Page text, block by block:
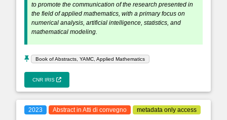
to promote the communication of the research presented in
the field of applied mathematics, with a primary focus on
numerical analysis, artificial intelligence, statistics, and
mathematical modeling.
Book of Abstracts, YAMC, Applied Mathematics
CNR IRIS
2023 Abstract in Atti di convegno metadata only access